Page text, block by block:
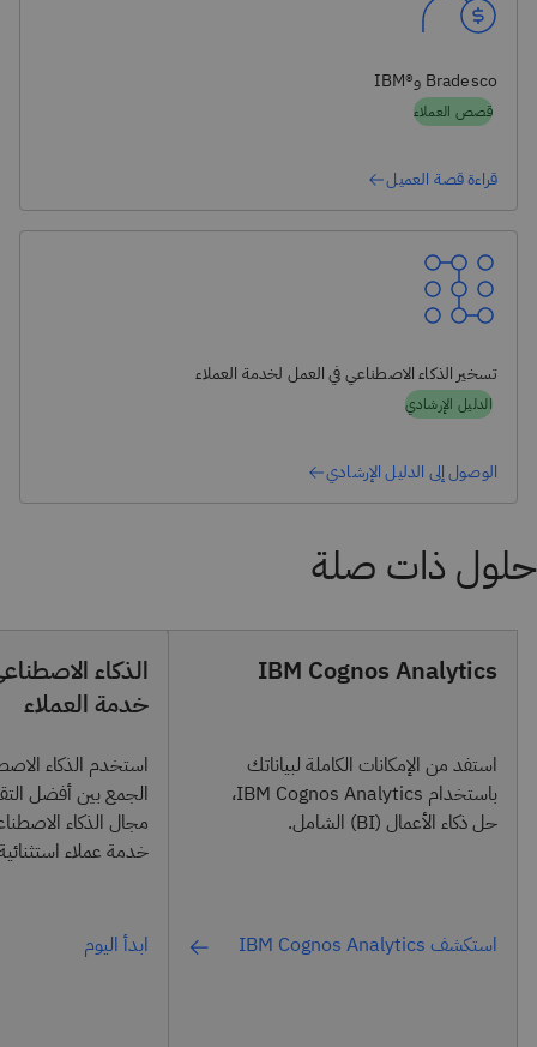
Bradesco و®IBM
قصص العملاء
قراءة قصة العميل
تسخير الذكاء الاصطناعي في العمل لخدمة العملاء
الدليل الإرشادي
الوصول إلى الدليل الإرشادي
IBM Cognos Analytics
استفد من الإمكانات الكاملة لبياناتك
باستخدام IBM Cognos Analytics،
حل ذكاء الأعمال (BI) الشامل.
استكشف IBM Cognos Analytics
الذكاء
خدمة العملاء
استخدم الذكاء
الجمع بين أفضل
مجال الذكاء
خدمة عملاء
ابدأ اليوم